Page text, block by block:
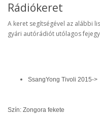
Rádiókeret
A keret segítségével az alábbi
gyári autórádiót utólagos
SsangYong Tivoli 2015->
Szín: Zongora fekete